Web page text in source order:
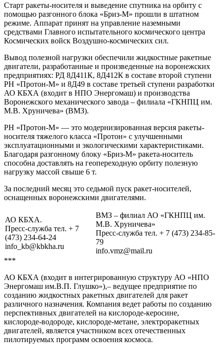
Старт ракеты-носителя и выведение спутника на орбиту с
помощью разгонного блока «Бриз-М» прошли в штатном
режиме. Аппарат принят на управление наземными
средствами Главного испытательного космического центра
Космических войск Воздушно-космических сил.
Вывод полезной нагрузки обеспечили жидкостные ракетные
двигатели, разработанные и произведенные на воронежских
предприятиях: РД 8Д411К, 8Д412К в составе второй ступени
РН «Протон-М» и 8Д49 в составе третьей ступени разработки
АО КБХА (входит в НПО Энергомаш) и производства
Воронежского механического завода – филиала «ГКНПЦ им.
М.В. Хруничева» (ВМЗ).
РН «Протон-М» — это модернизированная версия ракеты-
носителя тяжелого класса «Протон» с улучшенными
эксплуатационными и экологическими характеристиками.
Благодаря разгонному блоку «Бриз-М» ракета-носитель
способна доставлять на геопереходную орбиту полезную
нагрузку массой свыше 6 т.
За последний месяц это седьмой пуск ракет-носителей,
оснащенных воронежскими двигателями.
АО КБХА.
Пресс-служба тел. + 7
(473) 234-64-24
info_kb@kbkha.ru
ВМЗ – филиал АО «ГКНПЦ им.
М.В. Хруничева»
Пресс-служба тел. + 7 (473) 234-85-
79
info.vmz@mail.ru
***
АО КБХА (входит в интегрированную структуру АО «НПО
Энергомаш им.В.П. Глушко»),– ведущее предприятие по
созданию жидкостных ракетных двигателей для ракет
различного назначения. Компания ведет работы по созданию
перспективных двигателей на кислороде-керосине,
кислороде-водороде, кислороде-метане, электроракетных
двигателей, является участником всех отечественных
пилотируемых программ освоения космоса.